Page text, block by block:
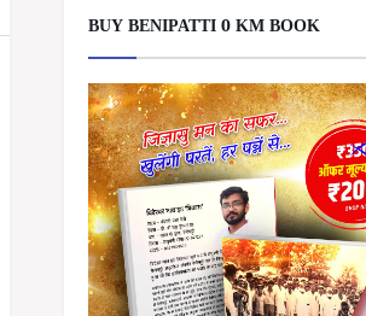
BUY BENIPATTI 0 KM BOOK